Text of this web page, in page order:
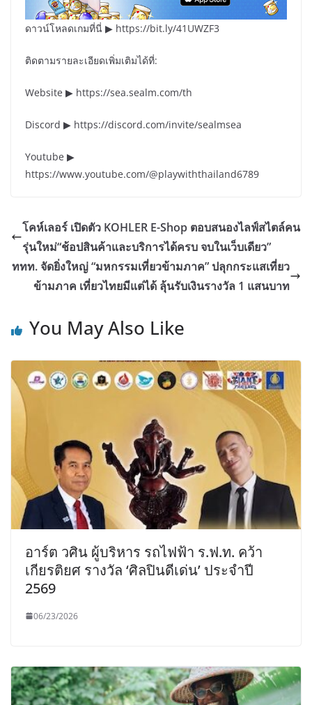
ดาวน์โหลดเกมที่นี่ ▶ https://bit.ly/41UWZF3
ติดตามรายละเอียดเพิ่มเติมได้ที่:
Website ▶ https://sea.sealm.com/th
Discord ▶ https://discord.com/invite/sealmsea
Youtube ▶
https://www.youtube.com/@playwiththailand6789
โคห์เลอร์ เปิดตัว KOHLER E-Shop ตอบสนองไลฟ์สไตล์คน
รุ่นใหม่“ช้อปสินค้าและบริการได้ครบ จบในเว็บเดียว”
ททท. จัดยิ่งใหญ่ “มหกรรมเที่ยวข้ามภาค” ปลุกกระแสเที่ยว
ข้ามภาค เที่ยวไทยมีแต่ได้ ลุ้นรับเงินรางวัล 1 แสนบาท
You May Also Like
อาร์ต วศิน ผู้บริหาร รถไฟฟ้า ร.ฟ.ท. คว้า
เกียรติยศ รางวัล ‘ศิลปินดีเด่น’ ประจำปี
2569
06/23/2026